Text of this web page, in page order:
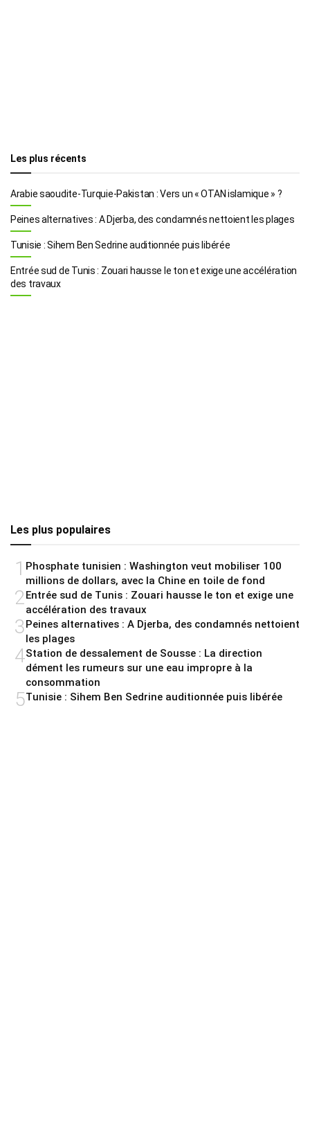
Les plus récents
Arabie saoudite-Turquie-Pakistan : Vers un « OTAN islamique » ?
Peines alternatives : A Djerba, des condamnés nettoient les plages
Tunisie : Sihem Ben Sedrine auditionnée puis libérée
Entrée sud de Tunis : Zouari hausse le ton et exige une accélération
des travaux
Les plus populaires
1 Phosphate tunisien : Washington veut mobiliser 100
millions de dollars, avec la Chine en toile de fond
2 Entrée sud de Tunis : Zouari hausse le ton et exige une
accélération des travaux
3 Peines alternatives : A Djerba, des condamnés nettoient
les plages
4Station de dessalement de Sousse : La direction
dément les rumeurs sur une eau impropre à la
consommation
5Tunisie : Sihem Ben Sedrine auditionnée puis libérée